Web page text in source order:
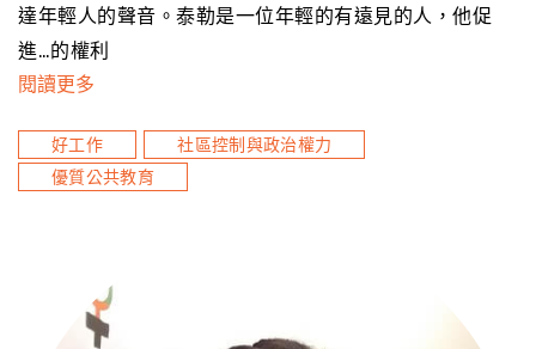
達年輕人的聲音。泰勒是一位年輕的有遠見的人，他促
進…的權利
閱讀更多
好工作
社區控制與政治權力
優質公共教育